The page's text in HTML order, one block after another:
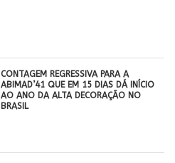
CONTAGEM REGRESSIVA PARA A
ABIMAD’41 QUE EM 15 DIAS DÁ INÍCIO
AO ANO DA ALTA DECORAÇÃO NO
BRASIL